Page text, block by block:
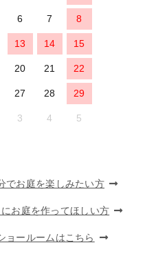
6 7 8
13 14 15
20 21 22
27 28 29
3 4 5
でお庭を楽しみたい方
にお庭を作ってほしい方
ョールームはこちら